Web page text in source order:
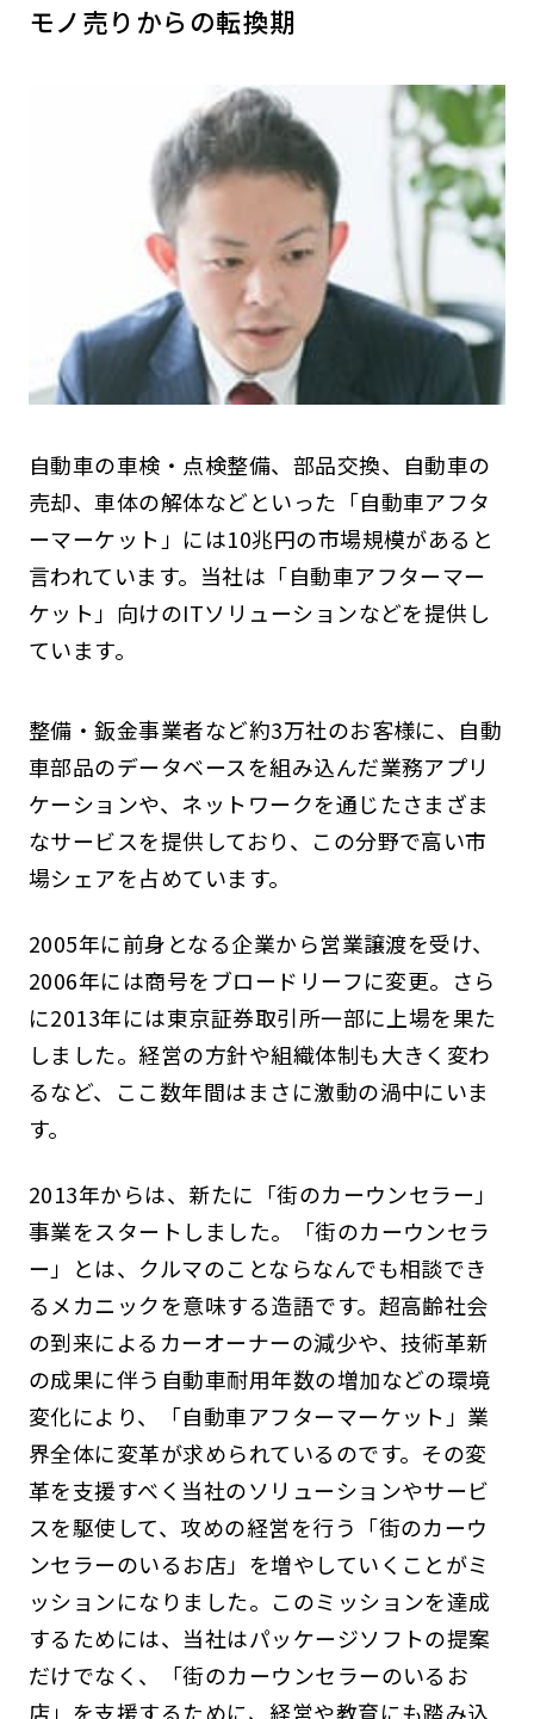
モノ売りからの転換期
自動車の車検・点検整備、部品交換、自動車の
売却、車体の解体などといった「自動車アフタ
ーマーケット」には10兆円の市場規模があると
言われています。当社は「自動車アフターマー
ケット」向けのITソリューションなどを提供し
ています。
整備・鈑金事業者など約3万社のお客様に、自動
車部品のデータベースを組み込んだ業務アプリ
ケーションや、ネットワークを通じたさまざま
なサービスを提供しており、この分野で高い市
場シェアを占めています。
2005年に前身となる企業から営業譲渡を受け、
2006年には商号をブロードリーフに変更。さら
に2013年には東京証券取引所一部に上場を果た
しました。経営の方針や組織体制も大きく変わ
るなど、ここ数年間はまさに激動の渦中にいま
す。
2013年からは、新たに「街のカーウンセラー」
事業をスタートしました。「街のカーウンセラ
ー」とは、クルマのことならなんでも相談でき
るメカニックを意味する造語です。超高齢社会
の到来によるカーオーナーの減少や、技術革新
の成果に伴う自動車耐用年数の増加などの環境
変化により、「自動車アフターマーケット」業
界全体に変革が求められているのです。その変
革を支援すべく当社のソリューションやサービ
スを駆使して、攻めの経営を行う「街のカーウ
ンセラーのいるお店」を増やしていくことがミ
ッションになりました。このミッションを達成
するためには、当社はパッケージソフトの提案
だけでなく、「街のカーウンセラーのいるお
店」を支援するために、経営や教育にも踏み込